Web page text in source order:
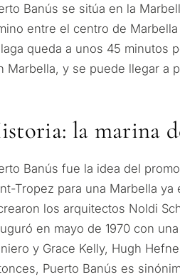
Banús se sitúa en la
entre el centro de
queda a unos 45 minutos
Marbella, y se puede llegar a
la marina
Banús fue la idea del
Tropez para una Marbella
los arquitectos Noldi
en mayo de 1970 con
y Grace Kelly, Hugh
Puerto Banús es
de
Marbella
y seleccionaremos
su presupuesto,
• A su medida